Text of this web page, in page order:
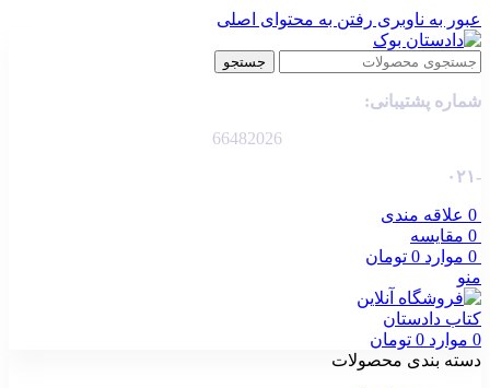
عبور به ناوبری رفتن به محتوای اصلی
جستجو
شماره پشتیبانی:
66482026
-۰۲۱
0 علاقه مندی
0 مقایسه
0 موارد 0 تومان
منو
0 موارد 0 تومان
دسته بندی محصولات